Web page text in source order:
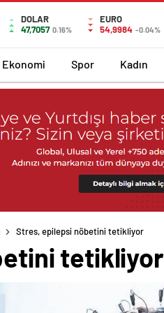
DOLAR
47,7057 0.16%
EURO
54,9984 -0.04%
Ekonomi Spor Kadın
Stres, epilepsi nöbetini tetikliyor
tetikliyor